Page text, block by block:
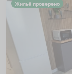
Жильё проверено